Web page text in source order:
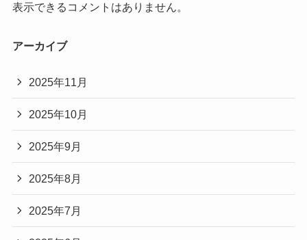
表示できるコメントはありません。
アーカイブ
2025年11月
2025年10月
2025年9月
2025年8月
2025年7月